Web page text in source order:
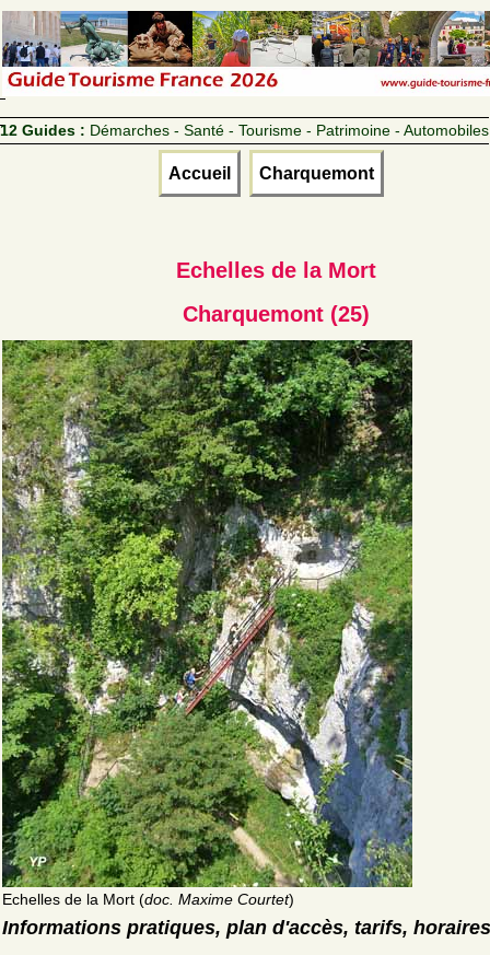
12 Guides : Démarches - Santé - Tourisme - Patrimoine - Automobiles
Accueil Charquemont
Echelles de la Mort
Charquemont (25)
Echelles de la Mort (doc. Maxime Courtet)
Informations pratiques, plan d'accès, tarifs, horaires